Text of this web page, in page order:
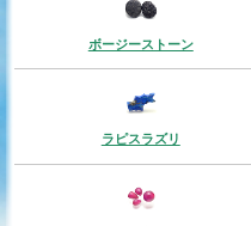
ボージーストーン
ラピスラズリ